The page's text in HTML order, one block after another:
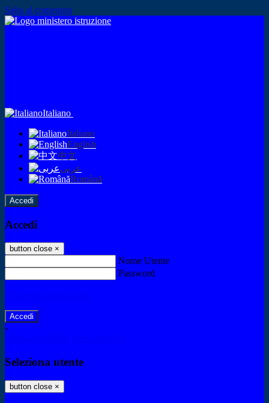
Salta al contenuto
Italiano
Italiano
English
中文
عربى
Română
Accedi
Accedi
button close ×
Nome Utente
Password
-
Seleziona utente
button close ×